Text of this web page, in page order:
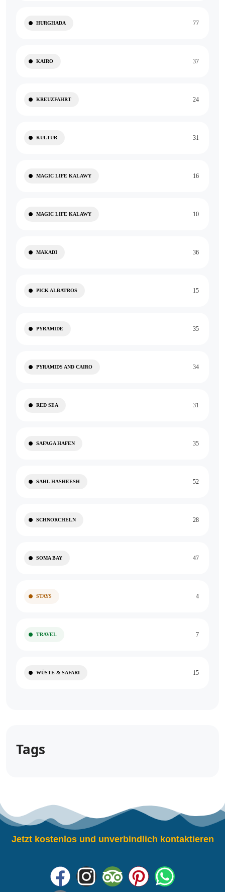
HURGHADA 77
KAIRO 37
KREUZFAHRT 24
KULTUR 31
MAGIC LIFE KALAWY 16
MAGIC LIFE KALAWY 10
MAKADI 36
PICK ALBATROS 15
PYRAMIDE 35
PYRAMIDS AND CAIRO 34
RED SEA 31
SAFAGA HAFEN 35
SAHL HASHEESH 52
SCHNORCHELN 28
SOMA BAY 47
STAYS 4
TRAVEL 7
WÜSTE & SAFARI 15
Tags
Jetzt kostenlos und unverbindlich kontaktieren